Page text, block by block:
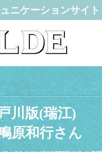
ニケーションサイト
川版(瑞江)
原和行さん